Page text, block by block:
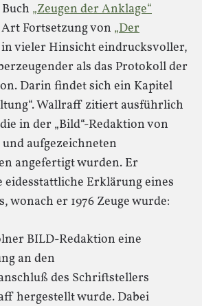
„Zeugen der Anklage“
Fortsetzung von „Der
vieler Hinsicht eindrucksvoller,
als das Protokoll der
Darin findet sich ein Kapitel
Wallraff zitiert ausführlich
in der „Bild“-Redaktion von
aufgezeichneten
angefertigt wurden. Er
Erklärung eines
wonach er 1976 Zeuge wurde:
BILD-Redaktion eine
an den
des Schriftstellers
hergestellt wurde. Dabei